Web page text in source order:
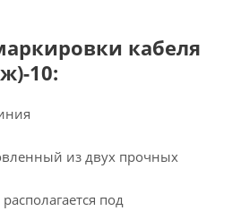
кабеля
10:
из двух прочных
под